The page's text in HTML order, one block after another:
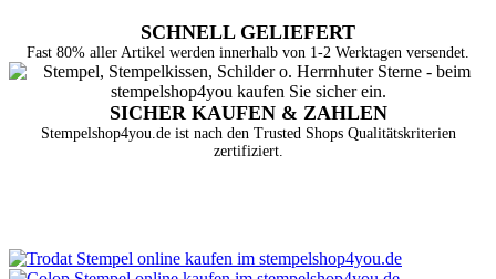
SCHNELL GELIEFERT
Fast 80% aller Artikel werden innerhalb von 1-2 Werktagen versendet.
SICHER KAUFEN & ZAHLEN
Stempelshop4you.de ist nach den Trusted Shops Qualitätskriterien
zertifiziert.